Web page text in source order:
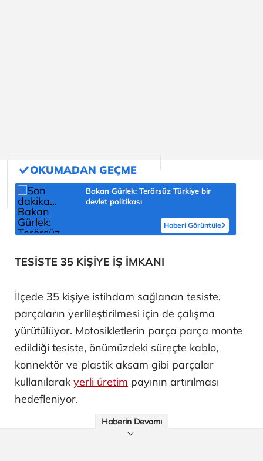
Bakan Gürlek: Terörsüz Türkiye bir
devlet politikası
Haberi Görüntüle
TESİSTE 35 KİŞİYE İŞ İMKANI
İlçede 35 kişiye istihdam sağlanan tesiste,
parçaların yerlileştirilmesi için de çalışma
yürütülüyor. Motosikletlerin parça parça monte
edildiği tesiste, önümüzdeki süreçte kablo,
konnektör ve plastik aksam gibi parçalar
kullanılarak yerli üretim payının artırılması
hedefleniyor.
Haberin Devamı